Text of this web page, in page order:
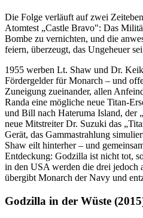
Die Folge verläuft auf zwei
Atomtest „Castle Bravo": Das
Bombe zu vernichten, und die
feiern, überzeugt, das Ungeheuer
1955 werben Lt. Shaw und Dr.
Fördergelder für Monarch – und
Zuneigung zueinander, allen
Randa eine mögliche neue Titan-
und Bill nach Hateruma Island, der
neue Mitstreiter Dr. Suzuki das
Gerät, das Gammastrahlung
Shaw eilt hinterher – und
Entdeckung: Godzilla ist nicht tot,
in den USA werden die drei jedoch
übergibt Monarch der Navy und
Godzilla in der Wüste